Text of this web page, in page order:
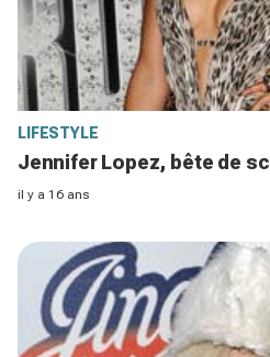
LIFESTYLE
Jennifer Lopez, bête de
il y a 16 ans